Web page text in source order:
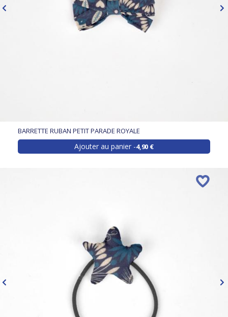
BARRETTE RUBAN PETIT PARADE ROYALE
Ajouter au panier 4,90 €